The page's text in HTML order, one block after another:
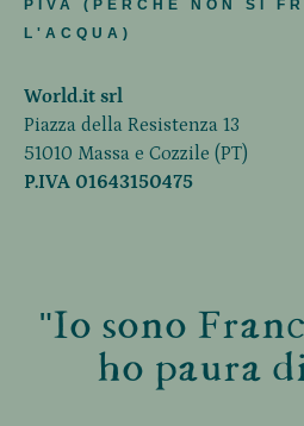
PIVA (PERCHÈ NON SI
L'ACQUA)
World.it srl
Piazza della Resistenza 13
51010 Massa e Cozzile (PT)
P.IVA 01643150475
"Io sono
ho paura